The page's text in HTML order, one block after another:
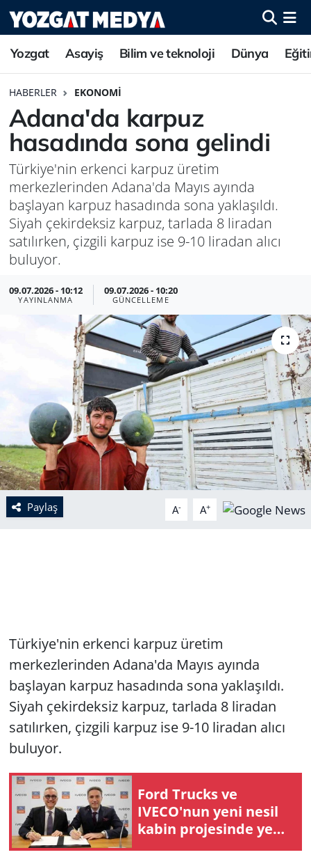
Yozgat Asayiş Bilim ve teknoloji Dünya
HABERLER EKONOMI
Adana'da karpuz
hasadında sona gelindi
Türkiye'nin erkenci karpuz üretim
merkezlerinden Adana'da Mayıs ayında
başlayan karpuz hasadında sona yaklaşıldı.
Siyah çekirdeksiz karpuz, tarlada 8 liradan
satılırken, çizgili karpuz ise 9-10 liradan alıcı
buluyor.
09.07.2026 - 10:12
YAYINLANMA
09.07.2026 - 10:20
GÜNCELLEME
Paylaş A- A+
Türkiye'nin erkenci karpuz üretim
merkezlerinden Adana'da Mayıs ayında
başlayan karpuz hasadında sona yaklaşıldı.
Siyah çekirdeksiz karpuz, tarlada 8 liradan
satılırken, çizgili karpuz ise 9-10 liradan alıcı
buluyor.
Ford Trucks ve
IVECO'nun yeni nesil
kabin projesinde yeni
bir dönemin kapısı